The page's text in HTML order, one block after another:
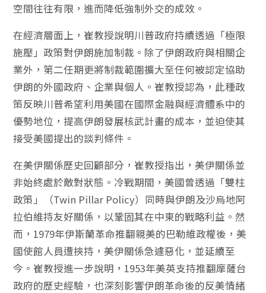
空間往往有限，進而降低強制外交的成效。
在經濟層面上，崔教授說明川普政府持續透過「極限
施壓」政策對伊朗施加制裁。除了伊朗政府與相關企
業外，第二任期更將制裁範圍擴大至任何被認定協助
伊朗的外國政府、企業與個人。崔教授認為，此種政
策反映川普希望利用美國在國際金融與經濟體系中的
優勢地位，提高伊朗發展核武計畫的成本，並迫使其
接受美國提出的談判條件。
在美伊關係歷史回顧部分，崔教授指出，美伊關係並
非始終處於敵對狀態。冷戰期間，美國曾透過「雙柱
政策」（Twin Pillar Policy）同時與伊朗及沙烏地阿
拉伯維持友好關係，以鞏固其在中東的戰略利益。然
而，1979年伊斯蘭革命推翻親美的巴勒維政權後，美
國使館人員遭挾持，美伊關係急遽惡化，並延續至
今。崔教授進一步說明，1953年美英支持推翻摩薩台
政府的歷史經驗，也深刻影響伊朗革命後的反美情緒